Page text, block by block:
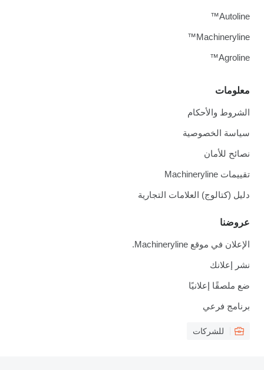
معلومات
الشروط والأحكام
سياسة الخصوصية
نصائح للأمان
تقييمات Machineryline
دليل (كتالوج) العلامات التجارية
عروضنا
الإعلان في موقع Machineryline.
نشر إعلانك
ضع ملصقًا إعلانيًا
برنامج فرعي
للشركات
Autoline™
Machineryline™
Agroline™